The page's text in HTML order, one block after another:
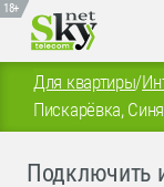
18+
Для квартиры/
Пискарёвка,
Подключить